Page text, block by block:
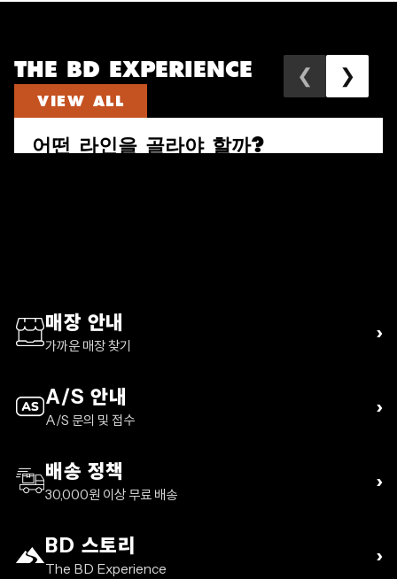
THE BD EXPERIENCE
VIEW ALL
❮ ❯
어떤 라인을 골라야 할까?
매장 안내
가까운 매장 찾기
›
A/S 안내
A/S 문의 및 접수
›
배송 정책
30,000원 이상 무료 배송
›
BD 스토리
The BD Experience
›